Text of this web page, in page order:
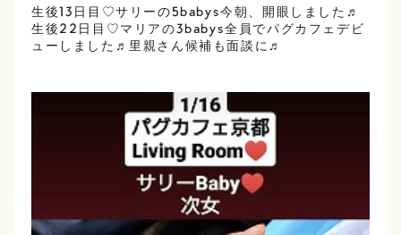
生後13日目♡サリーの5babys今朝、開眼しました♬
生後22日目♡マリアの3babys全員でパグカフェデビ
ューしました♬里親さん候補も面談に♬